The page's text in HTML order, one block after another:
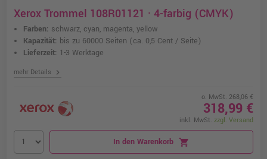
Xerox Trommel 108R01121 · 4-farbig (CMYK)
Farben: schwarz, cyan, magenta, yellow
Kapazität: bis zu 60000 Seiten (ca. 0,5 Cent / Seite)
Lieferzeit: 1-3 Werktage
mehr Details chevron_right
o. MwSt. 268,06 €
318,99 €
inkl. MwSt. zzgl. Versand
In den Warenkorb shopping_cart